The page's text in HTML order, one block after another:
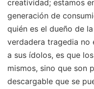
creatividad; estamos
generación de
quién es el dueño de
verdadera tragedia no
a sus ídolos, es que
mismos, sino que son
descargable que se